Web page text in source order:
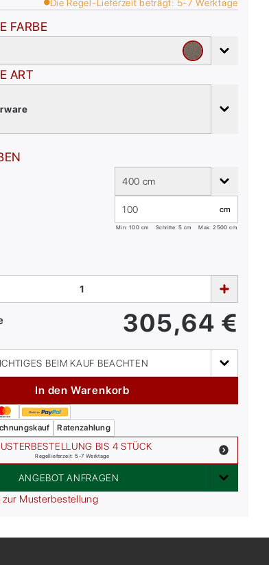
Die Regel-Lieferzeit beträgt: 5-7 Werktage
FARBE
ART
400 cm
cm
Min: 100 cm Schritte: 5 cm Max:2500 cm
305,64 €
BEIM KAUF BEACHTEN
In den Warenkorb
Ratenzahlung
BIS 4 STÜCK
Regellieferzeit: 5-7 Werktage
ANGEBOT ANFRAGEN
zur Musterbestellung